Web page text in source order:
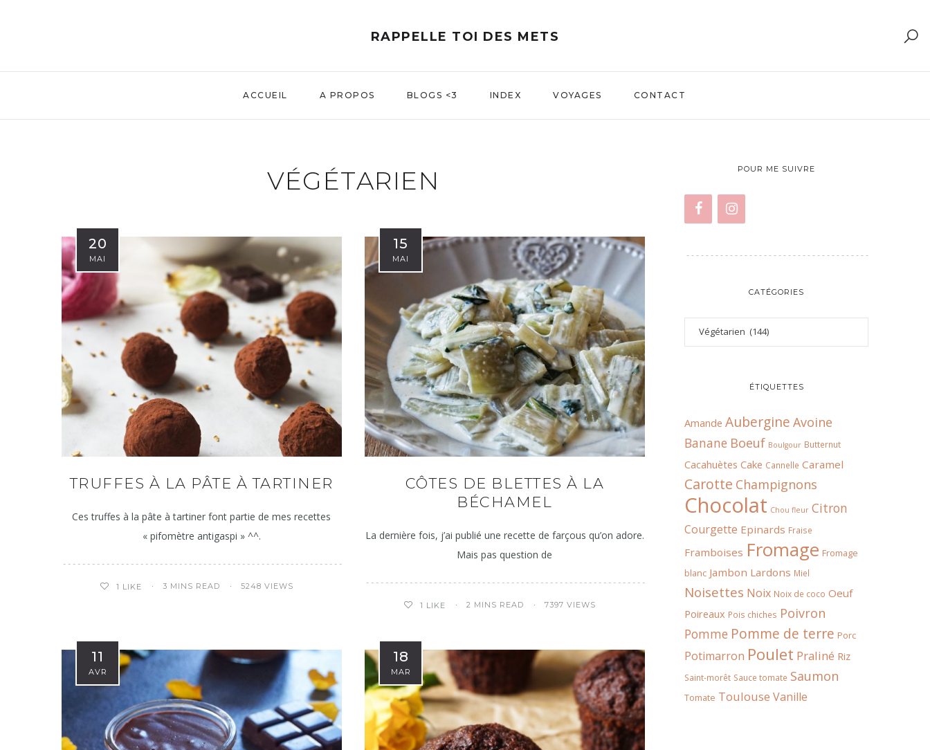
RAPPELLE TOI DES METS
ACCUEIL A PROPOS BLOGS <3 INDEX VOYAGES CONTACT
VÉGÉTARIEN
20
MAI
TRUFFES À LA PÂTE À TARTINER
Ces truffes à la pâte à tartiner font partie de mes recettes
« pifomètre antigaspi » ^^.
1 LIKE 3 MINS READ 5248 VIEWS
15
MAI
CÔTES DE BLETTES À LA
BÉCHAMEL
La dernière fois, j’ai publié une recette de farçous qu’on adore.
Mais pas question de
1 LIKE 2 MINS READ 7397 VIEWS
11
AVR
18
MAR
POUR ME SUIVRE
CATÉGORIES
ÉTIQUETTES
Amande Aubergine Avoine
Banane Boeuf Boulgour Butternut
Cacahuètes Cake Cannelle Caramel
Carotte Champignons
Chocolat Chou fleur Citron
Courgette Epinards Fraise
Framboises Fromage Fromage
blanc Jambon Lardons Miel
Noisettes Noix Noix de coco Oeuf
Poireaux Pois chiches Poivron
Pomme Pomme de terre Porc
Potimarron Poulet Praliné Riz
Saint-morêt Sauce tomate Saumon
Tomate Toulouse Vanille